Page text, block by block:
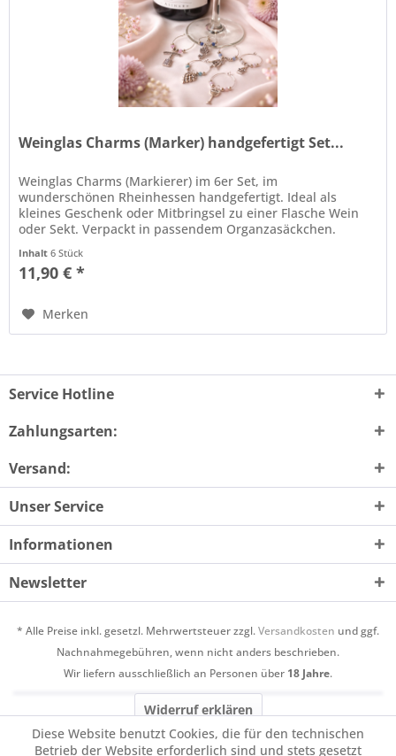
Weinglas Charms (Marker) handgefertigt Set...
Weinglas Charms (Markierer) im 6er Set, im
wunderschönen Rheinhessen handgefertigt. Ideal als
kleines Geschenk oder Mitbringsel zu einer Flasche Wein
oder Sekt. Verpackt in passendem Organzasäckchen.
Inhalt6 Stück
11,90 € *
Merken
Service Hotline
Zahlungsarten:
Versand:
Unser Service
Informationen
Newsletter
* Alle Preise inkl. gesetzl. Mehrwertsteuer zzgl.Versandkosten und ggf.
Nachnahmegebühren, wenn nicht anders beschrieben.
Wir liefern ausschließlich an Personen über 18 Jahre.
Widerruf erklären
Diese Website benutzt Cookies, die für den technischen
Betrieb der Website erforderlich sind und stets gesetzt